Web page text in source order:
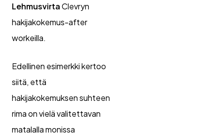
LehmusvirtaClevryn
hakijakokemus-after
workeilla.
Edellinen esimerkki kertoo
siitä, että
hakijakokemuksen suhteen
rima on vielä valitettavan
matalalla monissa